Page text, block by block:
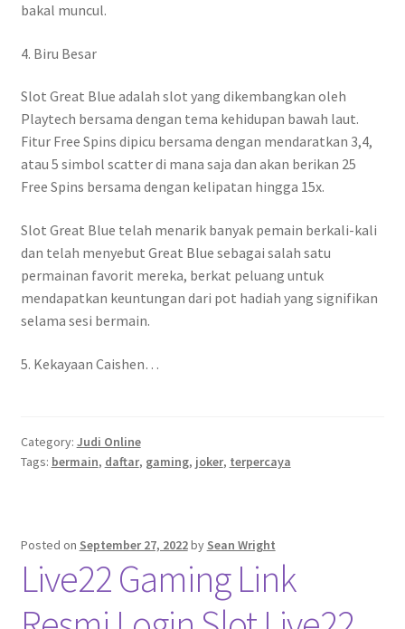
bakal muncul.
4. Biru Besar
Slot Great Blue adalah slot yang dikembangkan oleh
Playtech bersama dengan tema kehidupan bawah laut.
Fitur Free Spins dipicu bersama dengan mendaratkan 3,4,
atau 5 simbol scatter di mana saja dan akan berikan 25
Free Spins bersama dengan kelipatan hingga 15x.
Slot Great Blue telah menarik banyak pemain berkali-kali
dan telah menyebut Great Blue sebagai salah satu
permainan favorit mereka, berkat peluang untuk
mendapatkan keuntungan dari pot hadiah yang signifikan
selama sesi bermain.
5. Kekayaan Caishen…
Category: Judi Online
Tags: bermain, daftar, gaming, joker, terpercaya
Posted on September 27, 2022by Sean Wright
Live22 Gaming Link